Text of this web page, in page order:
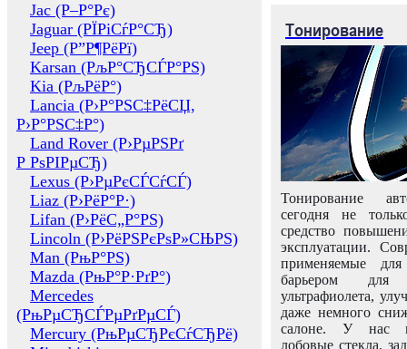
Jac (Р–Р°Рє)
Jaguar (РЇРіСѓР°СЂ)
Jeep (Р”Р¶РёРї)
Karsan (РљР°СЂСЃР°РЅ)
Kia (РљРёР°)
Lancia (Р›Р°РЅС‡РёСЏ,
Р›Р°РЅС‡Р°)
Land Rover (Р›РµРЅРґ
Р РѕРІРµСЂ)
Lexus (Р›РµРєСЃСѓСЃ)
Liaz (Р›РёР°Р·)
Lifan (Р›РёС„Р°РЅ)
Lincoln (Р›РёРЅРєРѕР»СЊРЅ)
Man (РњР°РЅ)
Mazda (РњР°Р·РґР°)
Mercedes
(РњРµСЂСЃРµРґРµСЃ)
Mercury (РњРµСЂРєСѓСЂРё)
Тонирование
Тонирование
сегодня не
средство
эксплуатации.
применяемые
барьером для
ультрафиолета,
даже немного
салоне. У нас
лобовые стекла,